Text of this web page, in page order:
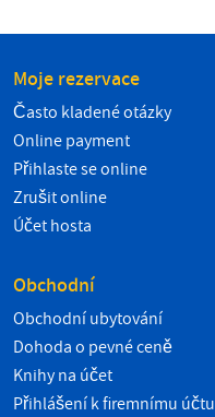
Moje rezervace
Často kladené otázky
Online payment
Přihlaste se online
Zrušit online
Účet hosta
Obchodní
Obchodní ubytování
Dohoda o pevné ceně
Knihy na účet
Přihlášení k firemnímu účtu